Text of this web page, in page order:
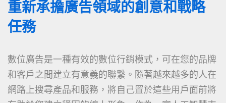
重新承擔廣告領域的創意和戰略
任務
數位廣告是一種有效的數位行銷模式，可在您的品牌
和客戶之間建立有意義的聯繫。隨著越來越多的人在
網路上搜尋產品和服務，將自己置於這些用戶面前將